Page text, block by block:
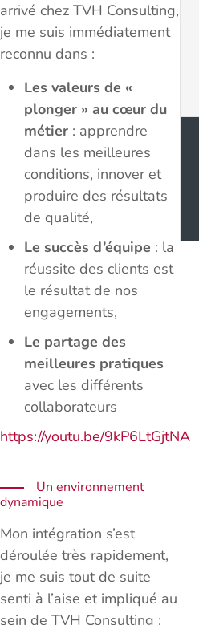
arrivé chez TVH Consulting,
je me suis immédiatement
reconnu dans :
Les valeurs de «
plonger » au cœur du
métier : apprendre
dans les meilleures
conditions, innover et
produire des résultats
de qualité,
Le succès d’équipe : la
réussite des clients est
le résultat de nos
engagements,
Le partage des
meilleures pratiques
avec les différents
collaborateurs
https://youtu.be/9kP6LtGjtNA
Un environnement
dynamique
Mon intégration s’est
déroulée très rapidement,
je me suis tout de suite
senti à l’aise et impliqué au
sein de TVH Consulting ;